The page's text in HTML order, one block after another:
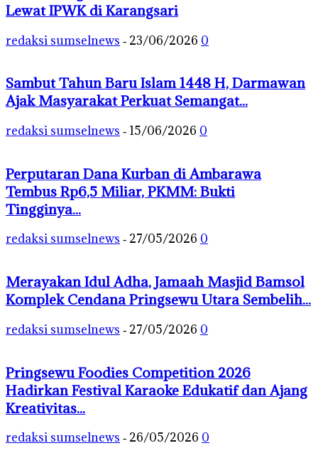
Lewat IPWK di Karangsari
redaksi sumselnews - 23/06/2026 0
Sambut Tahun Baru Islam 1448 H, Darmawan
Ajak Masyarakat Perkuat Semangat...
redaksi sumselnews - 15/06/2026 0
Perputaran Dana Kurban di Ambarawa
Tembus Rp6,5 Miliar, PKMM: Bukti
Tingginya...
redaksi sumselnews - 27/05/2026 0
Merayakan Idul Adha, Jamaah Masjid Bamsol
Komplek Cendana Pringsewu Utara Sembelih...
redaksi sumselnews - 27/05/2026 0
Pringsewu Foodies Competition 2026
Hadirkan Festival Karaoke Edukatif dan Ajang
Kreativitas...
redaksi sumselnews - 26/05/2026 0